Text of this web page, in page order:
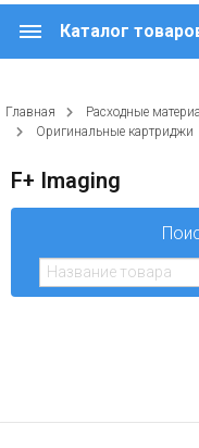
Каталог
Главная
Расходные
Оригинальные картриджи
F+ Imaging